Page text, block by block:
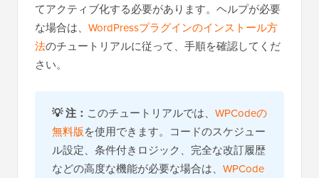
てアクティブ化する必要があります。ヘルプが必要
な場合は、 WordPressプラグインのインストール方
法のチュートリアルに従って、手順を確認してくだ
さい。
💡注： このチュートリアルでは、 WPCodeの
無料版を使用できます。コードのスケジュー
ル設定、条件付きロジック、完全な改訂履歴
などの高度な機能が必要な場合は、 WPCode